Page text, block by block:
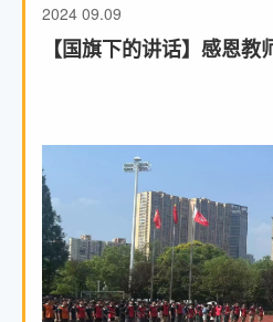
2024 09.09
【国旗下的讲话】感恩